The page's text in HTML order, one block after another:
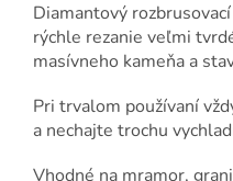
Diamantový
rýchle rezanie veľmi
masívneho kameňa a
Pri trvalom používaní
a nechajte trochu
Vhodné na mramor,